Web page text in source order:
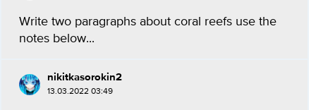
Write two paragraphs about coral reefs use the
notes below...
nikitkasorokin2
13.03.2022 03:49